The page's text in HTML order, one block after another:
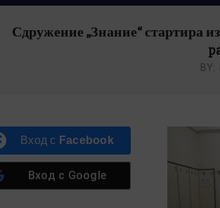
Сдружение „Знание“ стартира
BY:
Вход с Facebook
Вход с Google